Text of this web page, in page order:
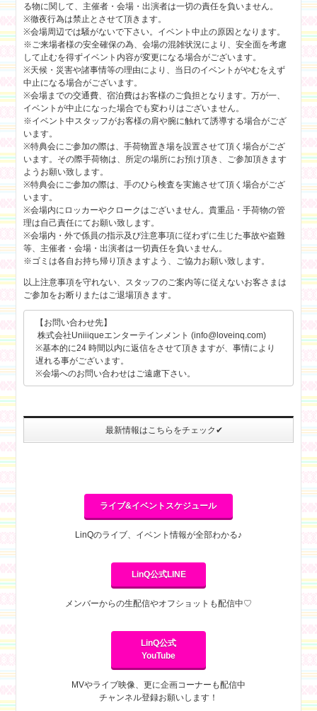
る物に関して、主催者・会場・出演者は一切の責任を負いません。
※徹夜行為は禁止とさせて頂きます。
※会場周辺では騒がないで下さい。イベント中止の原因となります。
※ご来場者様の安全確保の為、会場の混雑状況により、安全面を考慮
して止むを得ずイベント内容が変更になる場合がございます。
※天候・災害や諸事情等の理由により、当日のイベントがやむをえず
中止になる場合がございます。
※会場までの交通費、宿泊費はお客様のご負担となります。万が一、
イベントが中止になった場合でも変わりはございません。
※イベント中スタッフがお客様の肩や腕に触れて誘導する場合がござ
います。
※特典会にご参加の際は、手荷物置き場を設置させて頂く場合がござ
います。その際手荷物は、所定の場所にお預け頂き、ご参加頂きます
ようお願い致します。
※特典会にご参加の際は、手のひら検査を実施させて頂く場合がござ
います。
※会場内にロッカーやクロークはございません。貴重品・手荷物の管
理は自己責任にてお願い致します。
※会場内・外で係員の指示及び注意事項に従わずに生じた事故や盗難
等、主催者・会場・出演者は一切責任を負いません。
※ゴミは各自お持ち帰り頂きますよう、ご協力お願い致します。
以上注意事項を守れない、スタッフのご案内等に従えないお客さまは
ご参加をお断りまたはご退場頂きます。
【お問い合わせ先】
株式会社Uniiiqueエンターテインメント (info@loveinq.com)
※基本的に24 時間以内に返信をさせて頂きますが、事情により
遅れる事がございます。
※会場へのお問い合わせはご遠慮下さい。
最新情報はこちらをチェック✔
ライブ&イベントスケジュール
LinQのライブ、イベント情報が全部わかる♪
LinQ公式LINE
メンバーからの生配信やオフショットも配信中♡
LinQ公式
YouTube
MVやライブ映像、更に企画コーナーも配信中
チャンネル登録お願いします！